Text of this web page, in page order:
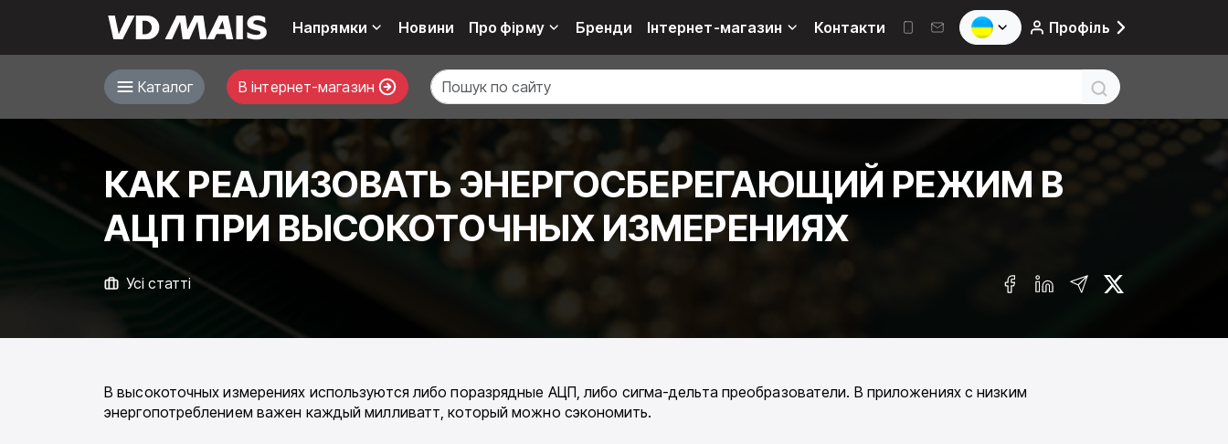
Напрямки Новини Про фірму Бренди Інтернет-магазин Контакти Профіль
Каталог В інтернет-магазин
КАК РЕАЛИЗОВАТЬ ЭНЕРГОСБЕРЕГАЮЩИЙ РЕЖИМ В
АЦП ПРИ ВЫСОКОТОЧНЫХ ИЗМЕРЕНИЯХ
Усі статті
В высокоточных измерениях используются либо поразрядные АЦП, либо сигма-дельта преобразователи. В приложениях с низким
энергопотреблением важен каждый милливатт, который можно сэкономить.